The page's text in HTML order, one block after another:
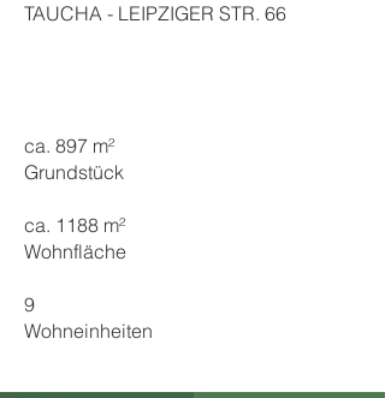
TAUCHA - LEIPZIGER STR. 66
ca. 897 m²
Grundstück
ca. 1188 m²
Wohnfläche
9
Wohneinheiten